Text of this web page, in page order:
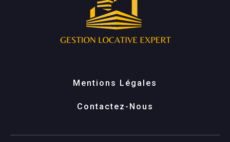
Mentions Légales
Contactez-Nous